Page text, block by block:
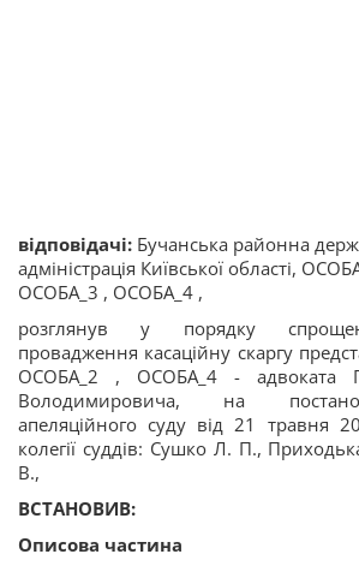
відповідачі: Бучанська районна
адміністрація Київської області,
ОСОБА_3 , ОСОБА_4 ,
розглянув у порядку
провадження касаційну скаргу
ОСОБА_2 , ОСОБА_4 - адвоката
Володимировича, на
апеляційного суду від 21 травня
колегії суддів: Сушко Л. П.,
В.,
ВСТАНОВИВ:
Описова частина